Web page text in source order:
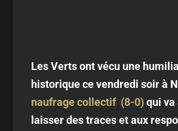
Les Verts ont vécu une
historique ce vendredi soir à
naufrage collectif (8-0)qui
laisser des traces et aux